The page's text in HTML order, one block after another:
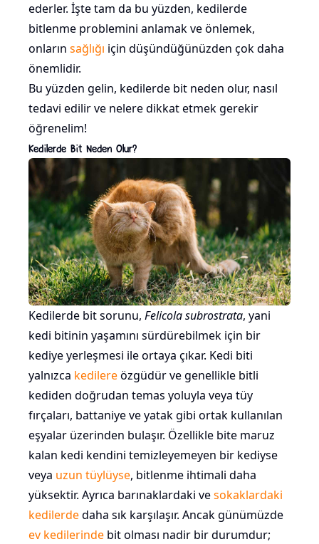
ederler. İşte tam da bu yüzden, kedilerde
bitlenme problemini anlamak ve önlemek,
onların sağlığı için düşündüğünüzden çok daha
önemlidir.
Bu yüzden gelin, kedilerde bit neden olur, nasıl
tedavi edilir ve nelere dikkat etmek gerekir
öğrenelim!
Kedilerde Bit Neden Olur?
Kedilerde bit sorunu, Felicola subrostrata, yani
kedi bitinin yaşamını sürdürebilmek için bir
kediye yerleşmesi ile ortaya çıkar. Kedi biti
yalnızca kedilereözgüdür ve genellikle bitli
kediden doğrudan temas yoluyla veya tüy
fırçaları, battaniye ve yatak gibi ortak kullanılan
eşyalar üzerinden bulaşır. Özellikle bite maruz
kalan kedi kendini temizleyemeyen bir kediyse
veya uzun tüylüyse, bitlenme ihtimali daha
yüksektir. Ayrıca barınaklardaki vesokaklardaki
kedilerdedaha sık karşılaşır. Ancak günümüzde
ev kedilerinde bit olması nadir bir durumdur;